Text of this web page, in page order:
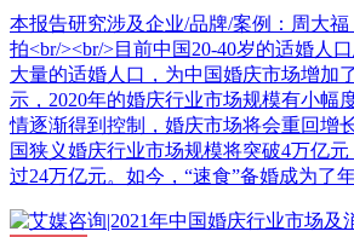
本报告研究涉及企业/品牌/案例：周大
拍<br/><br/>目前中国20-40岁的适婚人
大量的适婚人口，为中国婚庆市场增加
示，2020年的婚庆行业市场规模有小幅
情逐渐得到控制，婚庆市场将会重回增
国狭义婚庆行业市场规模将突破4万亿
过24万亿元。如今，“速食”备婚成为了